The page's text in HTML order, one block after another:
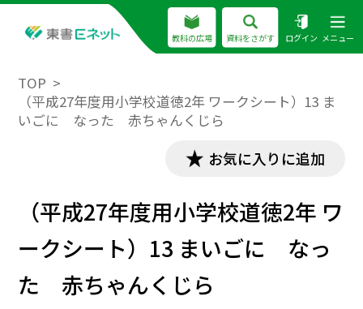
教科の広場 資料をさがす ログイン メニュー
TOP
（平成27年度用小学校道徳2年 ワークシート）13 ま
いごに なった 赤ちゃんくじら
お気に入りに追加
（平成27年度用小学校道徳2年 ワ
ークシート）13 まいごに なっ
た 赤ちゃんくじら